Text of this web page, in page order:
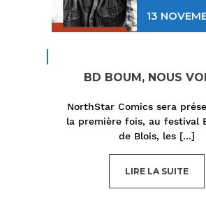
13
BD BOUM, NOUS
NorthStar Comics sera
la première fois, au festival
de Blois, les [...]
LIRE LA SUITE